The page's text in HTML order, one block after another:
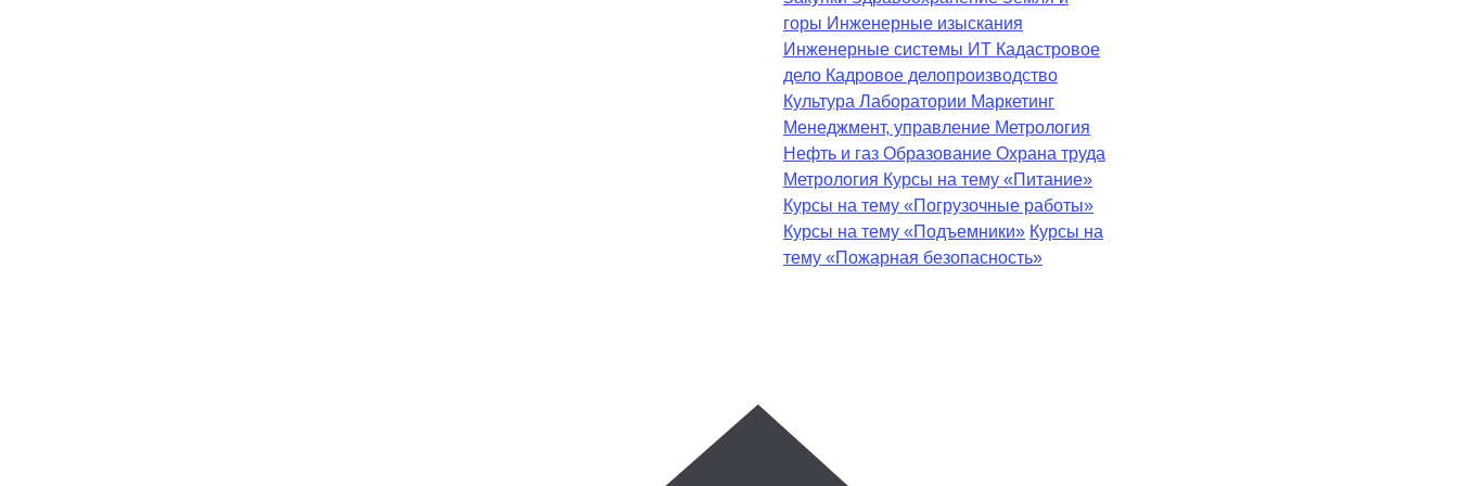
горы Инженерные изыскания
Инженерные системы ИТ Кадастровое
дело Кадровое делопроизводство
Культура Лаборатории Маркетинг
Менеджмент, управление Метрология
Нефть и газ Образование Охрана труда
Метрология Курсы на тему «Питание»
Курсы на тему «Погрузочные работы»
Курсы на тему «Подъемники» Курсы на
тему «Пожарная безопасность»